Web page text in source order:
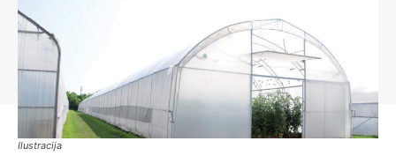
Ilustracija